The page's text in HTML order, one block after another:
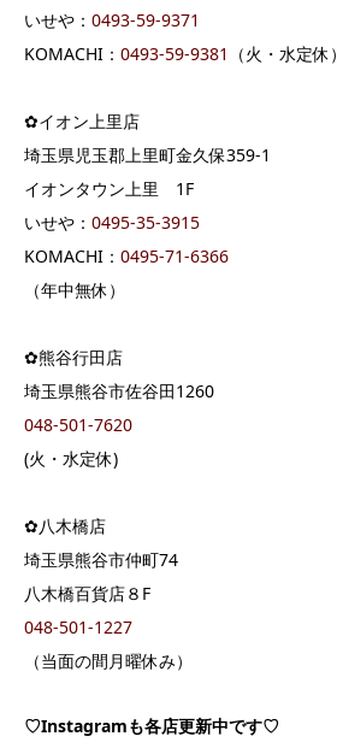
いせや： 0493-59-9371
KOMACHI： 0493-59-9381 （火・水定休）
✿イオン上里店
埼玉県児玉郡上里町金久保359-1
イオンタウン上里 1F
いせや： 0495-35-3915
KOMACHI： 0495-71-6366
（年中無休）
✿熊谷行田店
埼玉県熊谷市佐谷田1260
048-501-7620
(火・水定休)
✿八木橋店
埼玉県熊谷市仲町74
八木橋百貨店８F
048-501-1227
（当面の間月曜休み）
♡Instagramも各店更新中です♡